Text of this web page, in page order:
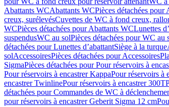
Abattants WCAbattants WCPièces détachées pour
creux, surélevésCuvettes de WC à fond creux,
WCPièces détachées pour Abattants WCLunettes
suspendusWC au solPièces détachées pour WC au
détachées pour Lunettes d’abattantSiège à la turque
solAccessoiresPièces détachées pour Accessoires
SigmaPièces détachées pour Pour réservoirs à
Pour réservoirs à encastrer KappaPour réservoirs à
encastrer TwinlinePour réservoirs à encastrer 300T
détachées pour Commandes de WC à
pour réservoirs à encastrer Geberit Sigma 12 cm